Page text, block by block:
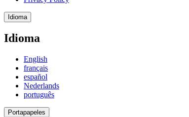
Idioma
Idioma
English
français
español
Nederlands
português
Portapapeles